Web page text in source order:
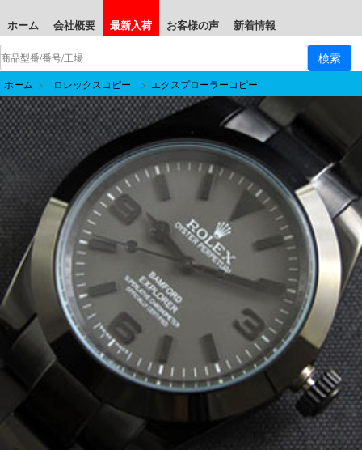
ホーム 会社概要 最新入荷 お客様の声 新着情報
ホーム > ロレックスコピー > エクスプローラーコピー